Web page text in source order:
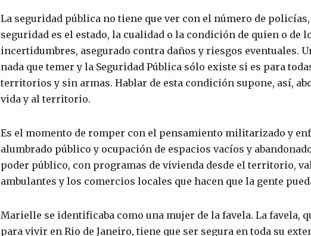
La seguridad pública no tiene que ver con el número de
seguridad es el estado, la cualidad o la condición de quien o de
incertidumbres, asegurado contra daños y riesgos eventuales.
nada que temer y la Seguridad Pública sólo existe si es para
territorios y sin armas. Hablar de esta condición supone, así,
vida y al territorio.
Es el momento de romper con el pensamiento militarizado y
alumbrado público y ocupación de espacios vacíos y
poder público, con programas de vivienda desde el territorio,
ambulantes y los comercios locales que hacen que la gente
Marielle se identificaba como una mujer de la favela. La favela,
para vivir en Rio de Janeiro, tiene que ser segura en toda su